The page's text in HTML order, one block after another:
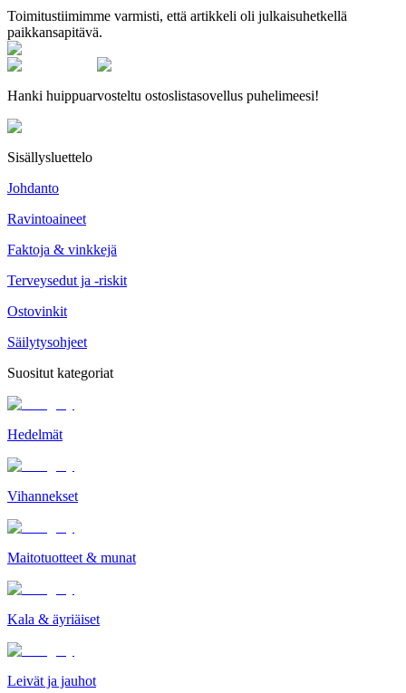
Toimitustiimimme varmisti, että artikkeli oli julkaisuhetkellä
paikkansapitävä.
Hanki huippuarvosteltu ostoslistasovellus puhelimeesi!
Sisällysluettelo
Johdanto
Ravintoaineet
Faktoja & vinkkejä
Terveysedut ja -riskit
Ostovinkit
Säilytysohjeet
Suositut kategoriat
Hedelmät
Vihannekset
Maitotuotteet & munat
Kala & äyriäiset
Leivät ja jauhot